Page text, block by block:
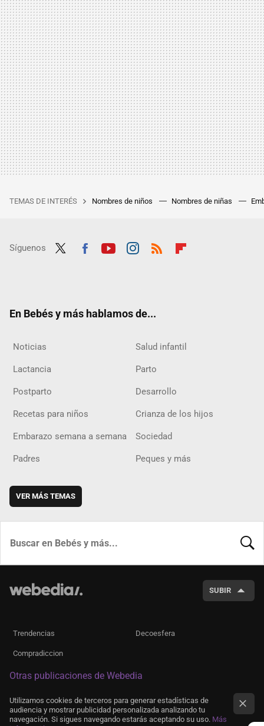
TEMAS DE INTERÉS Nombres de niños Nombres de niñas
Síguenos
En Bebés y más hablamos de...
Noticias Salud infantil
Lactancia Parto
Postparto Desarrollo
Recetas para niños Crianza de los hijos
Embarazo semana a semana Sociedad
Padres Peques y más
VER MÁS TEMAS
SUBIR
Trendencias Decoesfera
Compradiccion
Otras publicaciones de Webedia
Utilizamos cookies de terceros para generar estadísticas de
audiencia y mostrar publicidad personalizada analizando tu
navegación. Si sigues navegando estarás aceptando su uso. Más